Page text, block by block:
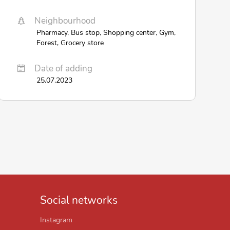
Neighbourhood
Pharmacy, Bus stop, Shopping center, Gym,
Forest, Grocery store
Date of adding
25.07.2023
Social networks
Instagram